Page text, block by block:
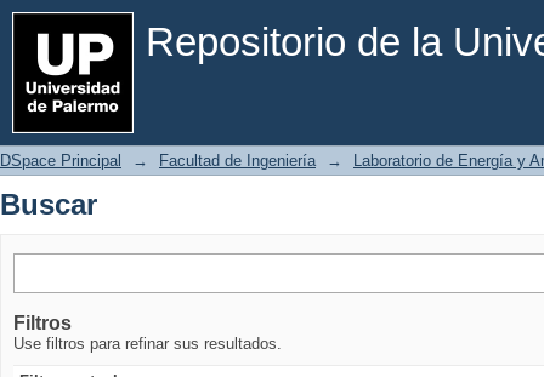
Repositorio de la
Buscar
DSpace Principal → Facultad de Ingeniería → Laboratorio de Energía y
Buscar
Filtros
Use filtros para refinar sus resultados.